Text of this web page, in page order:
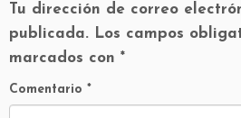
Tu dirección de correo
publicada. Los campos
marcados con *
Comentario *